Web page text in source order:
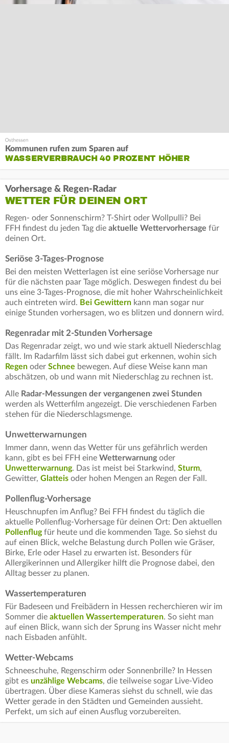
Kommunen rufen zum Sparen auf
WASSERVERBRAUCH 40 PROZENT HÖHER
Vorhersage & Regen-Radar
WETTER FÜR DEINEN ORT
Regen- oder Sonnenschirm? T-Shirt oder Wollpulli? Bei
FFH findest du jeden Tag die aktuelle Wettervorhersage für
deinen Ort.
Seriöse 3-Tages-Prognose
Bei den meisten Wetterlagen ist eine seriöse Vorhersage nur
für die nächsten paar Tage möglich. Deswegen findest du bei
uns eine 3-Tages-Prognose, die mit hoher Wahrscheinlichkeit
auch eintreten wird. Bei Gewittern kann man sogar nur
einige Stunden vorhersagen, wo es blitzen und donnern wird.
Regenradar mit 2-Stunden Vorhersage
Das Regenradar zeigt, wo und wie stark aktuell Niederschlag
fällt. Im Radarfilm lässt sich dabei gut erkennen, wohin sich
Regen oder Schnee bewegen. Auf diese Weise kann man
abschätzen, ob und wann mit Niederschlag zu rechnen ist.
Alle Radar-Messungen der vergangenen zwei Stunden
werden als Wetterfilm angezeigt. Die verschiedenen Farben
stehen für die Niederschlagsmenge.
Unwetterwarnungen
Immer dann, wenn das Wetter für uns gefährlich werden
kann, gibt es bei FFH eine Wetterwarnung oder
Unwetterwarnung. Das ist meist bei Starkwind, Sturm,
Gewitter, Glatteis oder hohen Mengen an Regen der Fall.
Pollenflug-Vorhersage
Heuschnupfen im Anflug? Bei FFH findest du täglich die
aktuelle Pollenflug-Vorhersage für deinen Ort: Den aktuellen
Pollenflugfür heute und die kommenden Tage. So siehst du
auf einen Blick, welche Belastung durch Pollen wie Gräser,
Birke, Erle oder Hasel zu erwarten ist. Besonders für
Allergikerinnen und Allergiker hilft die Prognose dabei, den
Alltag besser zu planen.
Wassertemperaturen
Für Badeseen und Freibädern in Hessen recherchieren wir im
Sommer die aktuellen Wassertemperaturen. So sieht man
auf einen Blick, wann sich der Sprung ins Wasser nicht mehr
nach Eisbaden anfühlt.
Wetter-Webcams
Schneeschuhe, Regenschirm oder Sonnenbrille? In Hessen
gibt es unzählige Webcams, die teilweise sogar Live-Video
übertragen. Über diese Kameras siehst du schnell, wie das
Wetter gerade in den Städten und Gemeinden aussieht.
Perfekt, um sich auf einen Ausflug vorzubereiten.